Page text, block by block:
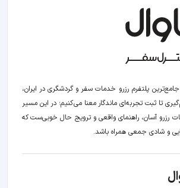
جامع‌ترین پلتفرم رزرو خدمات سفر و گردشگری در ایران،
تا ثبت تجربه‌ای ماندگار معنا می‌کنیم؛ در این مسیر‍
رزرو آسان، راهنمای واقعی و ترویج حال خوبی‌ست که
و شادی جمعی همراه باشد.